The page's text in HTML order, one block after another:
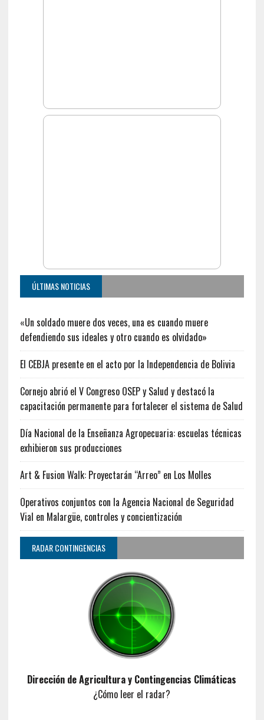
ÚLTIMAS NOTICIAS
«Un soldado muere dos veces, una es cuando muere
defendiendo sus ideales y otro cuando es olvidado»
El CEBJA presente en el acto por la Independencia de Bolivia
Cornejo abrió el V Congreso OSEP y Salud y destacó la
capacitación permanente para fortalecer el sistema de Salud
Día Nacional de la Enseñanza Agropecuaria: escuelas técnicas
exhibieron sus producciones
Art & Fusion Walk: Proyectarán “Arreo” en Los Molles
Operativos conjuntos con la Agencia Nacional de Seguridad
Vial en Malargüe, controles y concientización
RADAR CONTINGENCIAS
Dirección de Agricultura y Contingencias Climáticas
¿Cómo leer el radar?